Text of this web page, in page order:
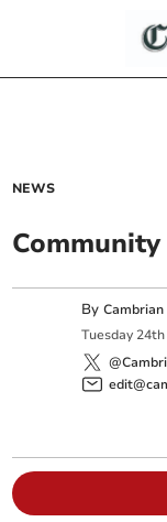
NEWS
By
Tuesday 24th